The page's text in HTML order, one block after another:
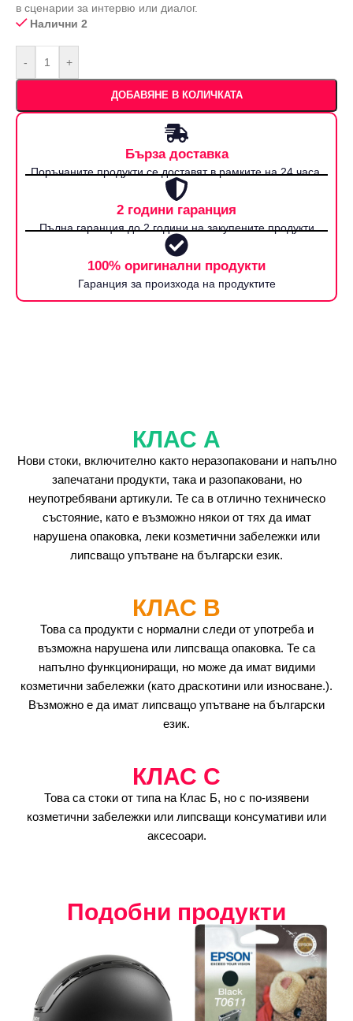
в сценарии за интервю или диалог.
Налични 2
- +
ДОБАВЯНЕ В КОЛИЧКАТА
Бърза доставка
Поръчаните продукти се доставят в рамките на 24 часа.
2 години гаранция
Пълна гаранция до 2 години на закупените продукти
100% оригинални продукти
Гаранция за произхода на продуктите
КЛАС А
Нови стоки, включително както неразопаковани и напълно
запечатани продукти, така и разопаковани, но
неупотребявани артикули. Те са в отлично техническо
състояние, като е възможно някои от тях да имат
нарушена опаковка, леки козметични забележки или
липсващо упътване на български език.
КЛАС B
Това са продукти с нормални следи от употреба и
възможна нарушена или липсваща опаковка. Те са
напълно функциониращи, но може да имат видими
козметични забележки (като драскотини или износване.).
Възможно е да имат липсващо упътване на български
език.
КЛАС C
Това са стоки от типа на Клас Б, но с по-изявени
козметични забележки или липсващи консумативи или
аксесоари.
Подобни продукти